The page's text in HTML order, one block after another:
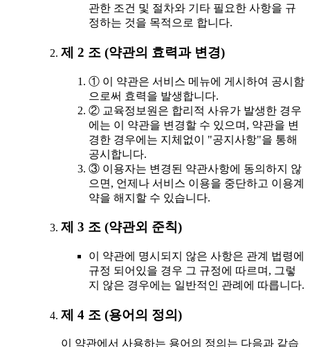
관한 조건 및 절차와 기타 필요한 사항을 규
정하는 것을 목적으로 합니다.
제 2 조 (약관의 효력과 변경)
① 이 약관은 서비스 메뉴에 게시하여 공시함
으로써 효력을 발생합니다.
② 교육정보원은 합리적 사유가 발생한 경우
에는 이 약관을 변경할 수 있으며, 약관을 변
경한 경우에는 지체없이 "공지사항"을 통해
공시합니다.
③ 이용자는 변경된 약관사항에 동의하지 않
으면, 언제나 서비스 이용을 중단하고 이용계
약을 해지할 수 있습니다.
제 3 조 (약관외 준칙)
이 약관에 명시되지 않은 사항은 관계 법령에
규정 되어있을 경우 그 규정에 따르며, 그렇
지 않은 경우에는 일반적인 관례에 따릅니다.
제 4 조 (용어의 정의)
이 약관에서 사용하는 용어의 정의는 다음과 같습